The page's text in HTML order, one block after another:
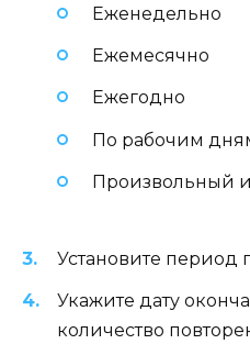
Еженедельно
Ежемесячно
Ежегодно
По рабочим
Произвольный
Установите период
Укажите дату
количество